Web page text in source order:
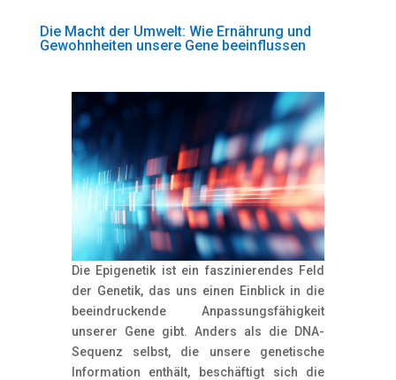
Die Macht der Umwelt: Wie Ernährung und
Gewohnheiten unsere Gene beeinflussen
Die Epigenetik ist ein faszinierendes Feld
der Genetik, das uns einen Einblick in die
beeindruckende Anpassungsfähigkeit
unserer Gene gibt. Anders als die DNA-
Sequenz selbst, die unsere genetische
Information enthält, beschäftigt sich die